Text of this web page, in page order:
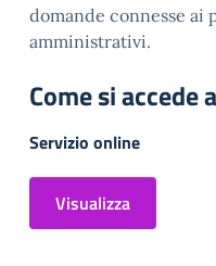
domande connesse
amministrativi.
Come si accede
Servizio online
Visualizza